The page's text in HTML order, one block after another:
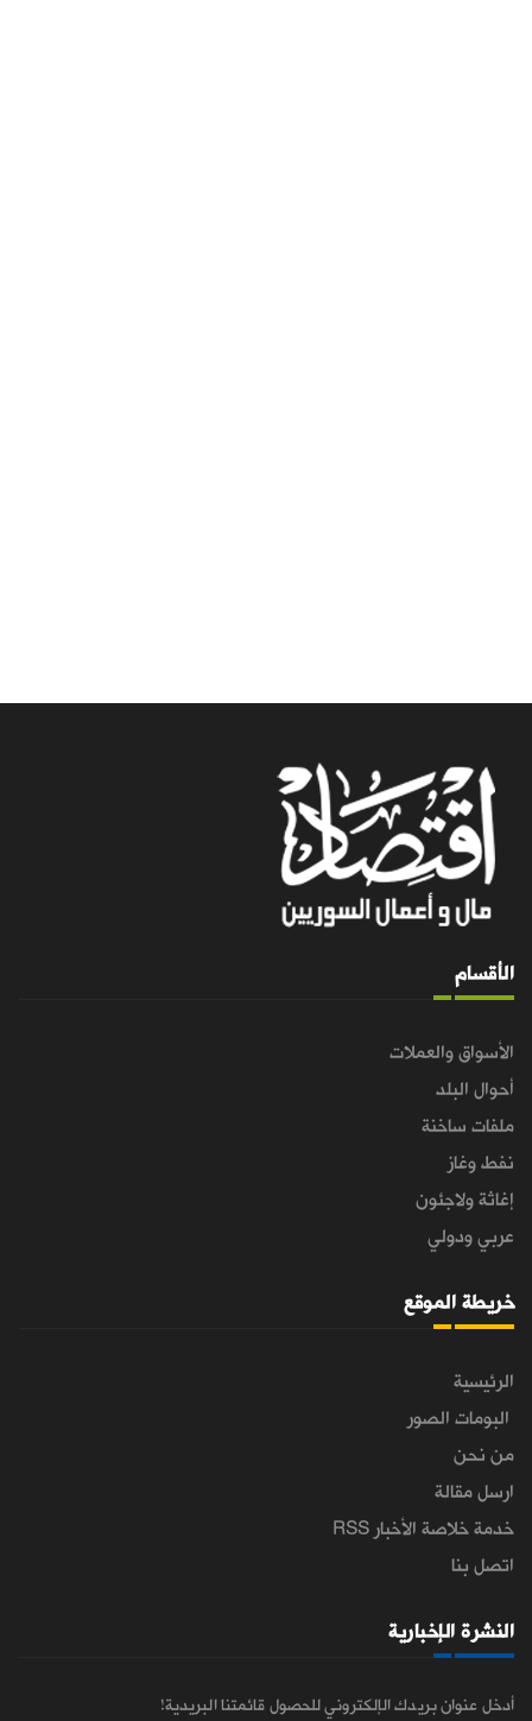
الأقسام
الأسواق والعملات
أحوال البلد
ملفات ساخنة
نفط وغاز
إغاثة ولاجئون
عربي ودولي
خريطة الموقع
الرئيسية
البومات الصور
من نحن
ارسل مقالة
خدمة خلاصة الأخبار RSS
اتصل بنا
النشرة الإخبارية
أدخل عنوان بريدك الإلكتروني للحصول قائمتنا البريدية!